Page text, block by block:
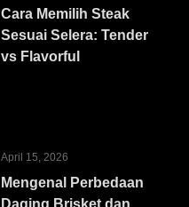
Cara Memilih Steak
Sesuai Selera: Tender
vs Flavorful
April 15, 2026
Mengenal Perbedaan